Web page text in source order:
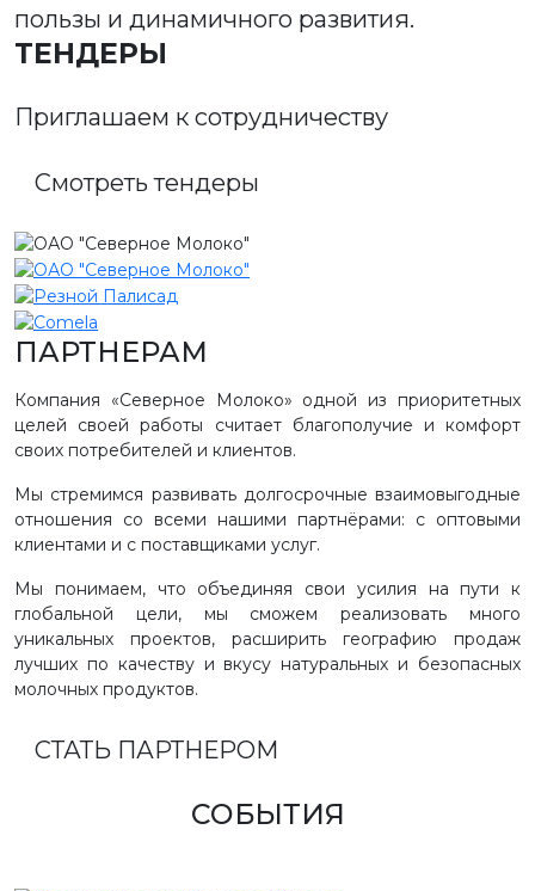
пользы и динамичного развития.
ТЕНДЕРЫ
Приглашаем к сотрудничеству
Смотреть тендеры
ПАРТНЕРАМ
Компания «Северное Молоко» одной из приоритетных
целей своей работы считает благополучие и комфорт
своих потребителей и клиентов.
Мы стремимся развивать долгосрочные взаимовыгодные
отношения со всеми нашими партнёрами: с оптовыми
клиентами и с поставщиками услуг.
Мы понимаем, что объединяя свои усилия на пути к
глобальной цели, мы сможем реализовать много
уникальных проектов, расширить географию продаж
лучших по качеству и вкусу натуральных и безопасных
молочных продуктов.
СТАТЬ ПАРТНЕРОМ
СОБЫТИЯ